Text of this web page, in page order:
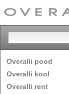
Overalli pood
Overalli kool
Overalli rent